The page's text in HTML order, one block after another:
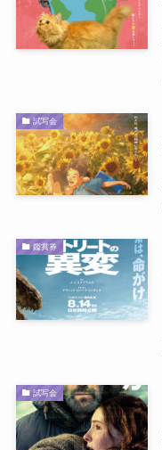
試写会
鑑賞券
試写会